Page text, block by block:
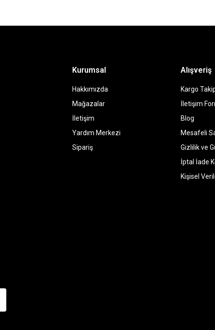
Kurumsal
Hakkımızda
Mağazalar
İletişim
Yardım Merkezi
Sipariş
Alışveriş
Kargo
İletişim
Blog
Mesafeli
Gizlilik ve
İptal İade
Kişisel